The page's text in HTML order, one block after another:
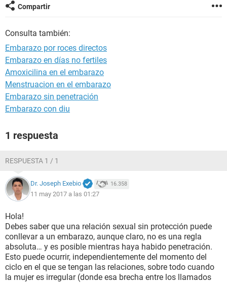
intentar meter el pene aunque trajera condon o cuando me
abrazó pero jamás entró ni se vino, era solamente
Compartir
Consulta también:
Embarazo por roces directos
Embarazo en días no fertiles
Amoxicilina en el embarazo
Menstruacion en el embarazo
Embarazo sin penetración
Embarazo con diu
1 respuesta
RESPUESTA 1 / 1
Dr. Joseph Exebio 16.358
11 may 2017 a las 01:27
Hola!
Debes saber que una relación sexual sin protección puede
conllevar a un embarazo, aunque claro, no es una regla
absoluta… y es posible mientras haya habido penetración.
Esto puede ocurrir, independientemente del momento del
ciclo en el que se tengan las relaciones, sobre todo cuando
la mujer es irregular (donde esa brecha entre los llamados